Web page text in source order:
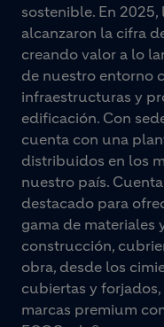
sostenible. En
alcanzaron la cifra
creando valor a lo
de nuestro entorno
infraestructuras y
edificación. Con
cuenta con una
distribuidos en los
nuestro país.
destacado para
gama de materiales
construcción,
obra, desde los
cubiertas y
marcas premium